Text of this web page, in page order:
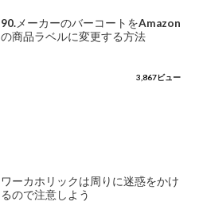
90.メーカーのバーコートをAmazon
の商品ラベルに変更する方法
3,867ビュー
ワーカホリックは周りに迷惑をかけ
るので注意しよう